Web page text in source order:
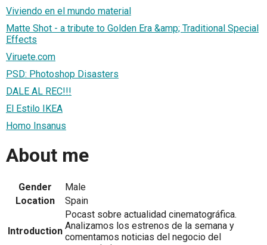
Viviendo en el mundo material
Matte Shot - a tribute to Golden Era &amp; Traditional Special
Effects
Viruete.com
PSD: Photoshop Disasters
DALE AL REC!!!
El Estilo IKEA
Homo Insanus
About me
Gender
Male
Location
Spain
Introduction
Pocast sobre actualidad cinematográfica.
Analizamos los estrenos de la semana y
comentamos noticias del negocio del